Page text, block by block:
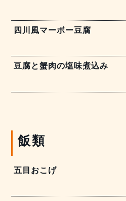
四川風マーボー豆腐
豆腐と蟹肉の塩味煮込み
飯類
五目おこげ